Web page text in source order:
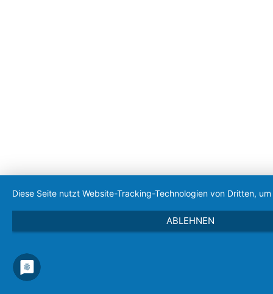
Diese Seite nutzt Website-Tracking-Technologien von Dritten,
ABLEHNEN